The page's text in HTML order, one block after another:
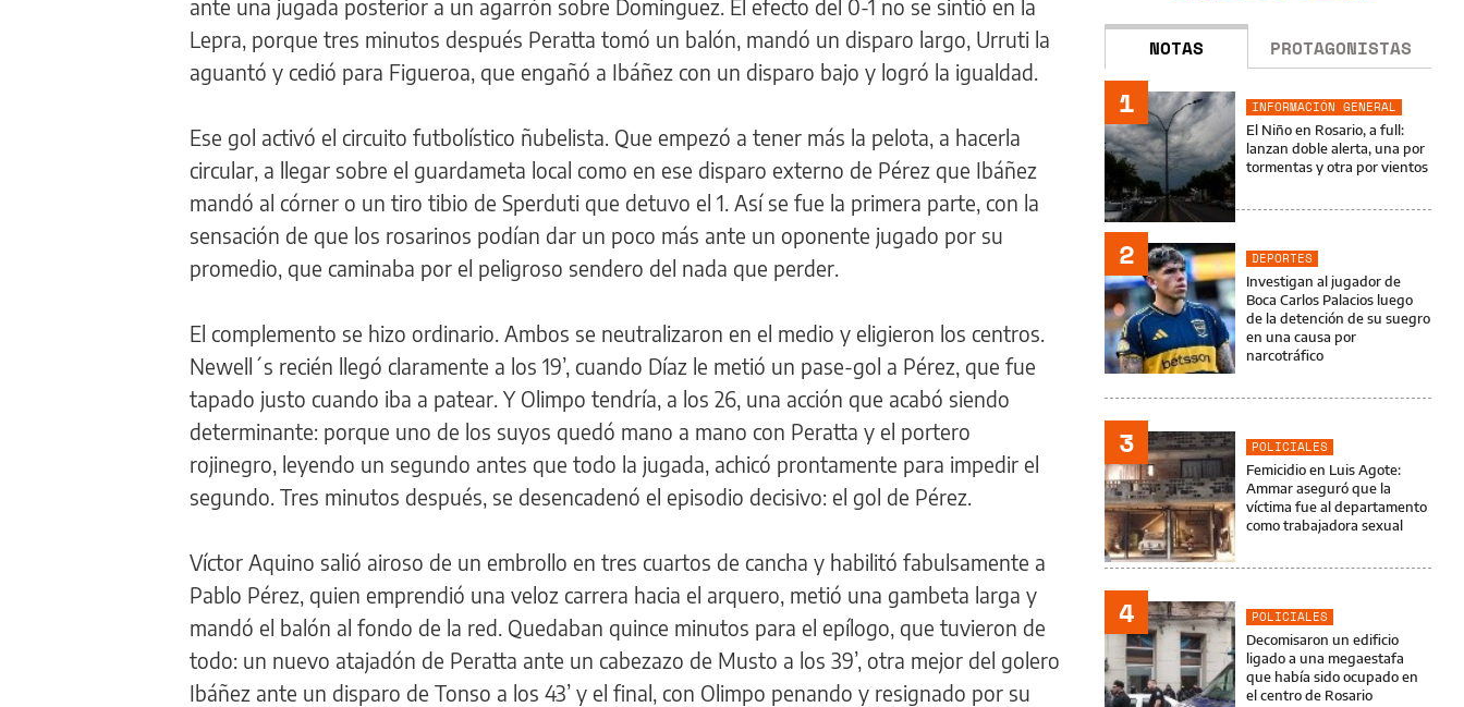
ante una jugada posterior a un agarrón sobre Domínguez. El efecto del 0-1 no se sintió en la
Lepra, porque tres minutos después Peratta tomó un balón, mandó un disparo largo, Urruti la
aguantó y cedió para Figueroa, que engañó a Ibáñez con un disparo bajo y logró la igualdad.
Ese gol activó el circuito futbolístico ñubelista. Que empezó a tener más la pelota, a hacerla
circular, a llegar sobre el guardameta local como en ese disparo externo de Pérez que Ibáñez
mandó al córner o un tiro tibio de Sperduti que detuvo el 1. Así se fue la primera parte, con la
sensación de que los rosarinos podían dar un poco más ante un oponente jugado por su
promedio, que caminaba por el peligroso sendero del nada que perder.
El complemento se hizo ordinario. Ambos se neutralizaron en el medio y eligieron los centros.
Newell´s recién llegó claramente a los 19’, cuando Díaz le metió un pase-gol a Pérez, que fue
tapado justo cuando iba a patear. Y Olimpo tendría, a los 26, una acción que acabó siendo
determinante: porque uno de los suyos quedó mano a mano con Peratta y el portero
rojinegro, leyendo un segundo antes que todo la jugada, achicó prontamente para impedir el
segundo. Tres minutos después, se desencadenó el episodio decisivo: el gol de Pérez.
Víctor Aquino salió airoso de un embrollo en tres cuartos de cancha y habilitó fabulsamente a
Pablo Pérez, quien emprendió una veloz carrera hacia el arquero, metió una gambeta larga y
mandó el balón al fondo de la red. Quedaban quince minutos para el epílogo, que tuvieron de
todo: un nuevo atajadón de Peratta ante un cabezazo de Musto a los 39’, otra mejor del golero
Ibáñez ante un disparo de Tonso a los 43’ y el final, con Olimpo penando y resignado por su
NOTAS PROTAGONISTAS
1
INFORMACIÓN GENERAL
El Niño en Rosario, a full:
lanzan doble alerta, una por
tormentas y otra por vientos
2
DEPORTES
Investigan al jugador de
Boca Carlos Palacios luego
de la detención de su suegro
en una causa por
narcotráfico
3
POLICIALES
Femicidio en Luis Agote:
Ammar aseguró que la
víctima fue al departamento
como trabajadora sexual
4
POLICIALES
Decomisaron un edificio
ligado a una megaestafa
que había sido ocupado en
el centro de Rosario